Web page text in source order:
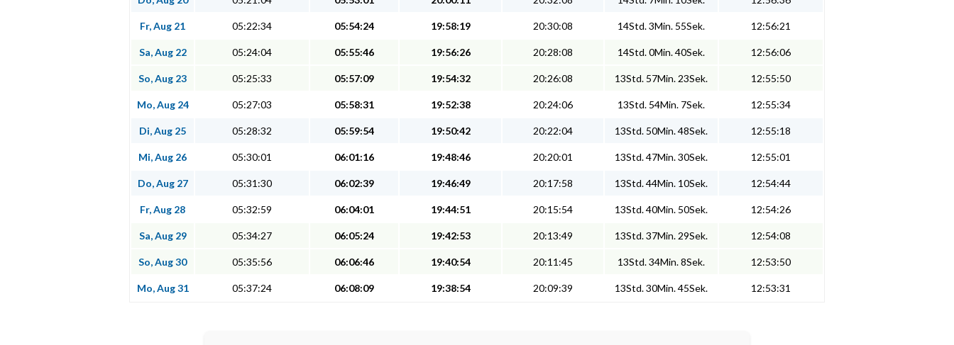
Fr, Aug 21 05:22:34 05:54:24 19:58:19 20:30:08 14Std. 3Min. 55Sek. 12:56:21
Sa, Aug 22 05:24:04 05:55:46 19:56:26 20:28:08 14Std. 0Min. 40Sek. 12:56:06
So, Aug 23 05:25:33 05:57:09 19:54:32 20:26:08 13Std. 57Min. 23Sek. 12:55:50
Mo, Aug 24 05:27:03 05:58:31 19:52:38 20:24:06 13Std. 54Min. 7Sek. 12:55:34
Di, Aug 25 05:28:32 05:59:54 19:50:42 20:22:04 13Std. 50Min. 48Sek. 12:55:18
Mi, Aug 26 05:30:01 06:01:16 19:48:46 20:20:01 13Std. 47Min. 30Sek. 12:55:01
Do, Aug 27 05:31:30 06:02:39 19:46:49 20:17:58 13Std. 44Min. 10Sek. 12:54:44
Fr, Aug 28 05:32:59 06:04:01 19:44:51 20:15:54 13Std. 40Min. 50Sek. 12:54:26
Sa, Aug 29 05:34:27 06:05:24 19:42:53 20:13:49 13Std. 37Min. 29Sek. 12:54:08
So, Aug 30 05:35:56 06:06:46 19:40:54 20:11:45 13Std. 34Min. 8Sek. 12:53:50
Mo, Aug 31 05:37:24 06:08:09 19:38:54 20:09:39 13Std. 30Min. 45Sek. 12:53:31